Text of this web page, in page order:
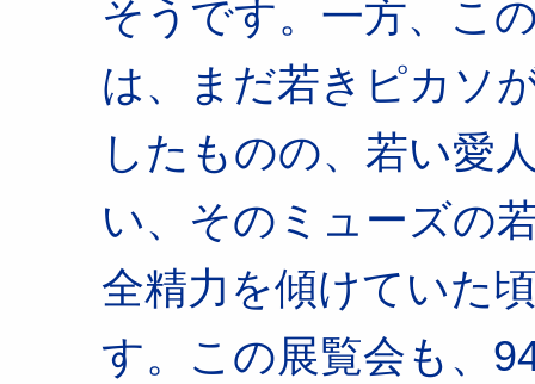
そうです。一方、こ
は、まだ若きピカソ
したものの、若い愛
い、そのミューズの
全精力を傾けていた
す。この展覧会も、